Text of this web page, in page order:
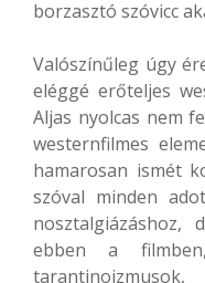
borzasztó szóvicc
Valószínűleg úgy
eléggé erőteljes
Aljas nyolcas nem
westernfilmes
hamarosan ismét
szóval minden
ebben a